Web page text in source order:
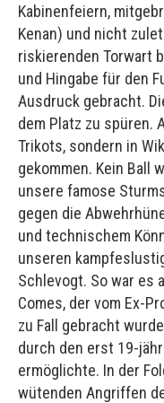
Kabinenfeiern,
Kenan) und nicht
riskierenden Torwart
und Hingabe für den
Ausdruck gebracht.
dem Platz zu spüren.
Trikots, sondern in
gekommen. Kein Ball
unsere famose
gegen die
und technischem
unseren
Schlevogt. So war es
Comes, der vom Ex-
zu Fall gebracht
durch den erst 19-
ermöglichte. In der
wütenden Angriffen